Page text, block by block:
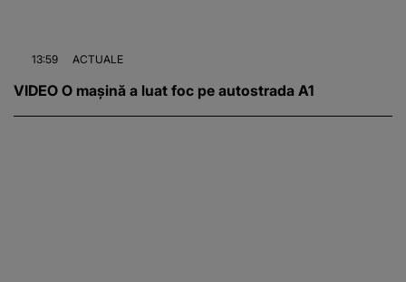
13:59 ACTUALE
VIDEO O mașină a luat foc pe autostrada A1